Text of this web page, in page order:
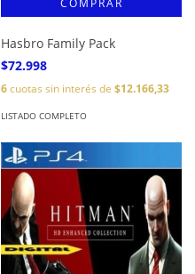
Hasbro Family Pack
$72.998
6cuotas sin interés de $12.166,33
LISTADO COMPLETO